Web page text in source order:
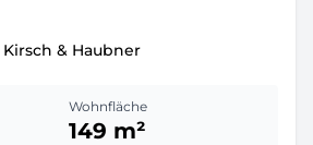
Kirsch & Haubner
Wohnfläche
149 m²